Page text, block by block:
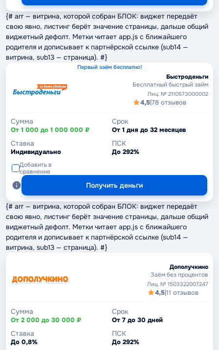
{# arr — витрина, которой собран БЛОК: виджет передаёт
свою явно, листинг берёт значение страницы, дальше общий
виджетный дефолт. Метки читает app.js с ближайшего
родителя и дописывает к партнёрской ссылке (sub14 —
витрина, sub13 — страница). #}
Первый заём бесплатно!
Быстроденьги
Бесплатный быстрый займ
Лиц. № 2110573000002
4,5|78 отзывов
Сумма
От 1 000 до 1 000 000 ₽
Срок
От 1 дня до 32 месяцев
Ставка
Индивидуально
ПСК
До 292%
Добавить в
сравнение
Получить деньги
{# arr — витрина, которой собран БЛОК: виджет передаёт
свою явно, листинг берёт значение страницы, дальше общий
виджетный дефолт. Метки читает app.js с ближайшего
родителя и дописывает к партнёрской ссылке (sub14 —
витрина, sub13 — страница). #}
Дополучкино
Заём без процентов
Лиц. № 1503322007247
4,5|11 отзывов
Сумма
От 2 000 до 30 000 ₽
Срок
От 7 до 30 дней
Ставка
До 0,8%
ПСК
До 292%